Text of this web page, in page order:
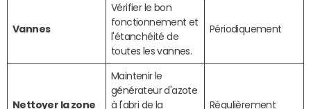
Vannes
Vérifier le bon
fonctionnement et
l'étanchéité de
toutes les vannes.
Périodiquement
Nettoyer la zone
Maintenir le
générateur d'azote
à l'abri de la
Régulièrement